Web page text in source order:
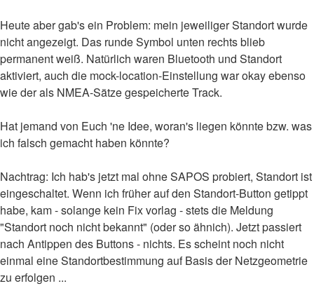
Heute aber gab's ein Problem: mein jeweiliger Standort wurde
nicht angezeigt. Das runde Symbol unten rechts blieb
permanent weiß. Natürlich waren Bluetooth und Standort
aktiviert, auch die mock-location-Einstellung war okay ebenso
wie der als NMEA-Sätze gespeicherte Track.
Hat jemand von Euch 'ne Idee, woran's liegen könnte bzw. was
ich falsch gemacht haben könnte?
Nachtrag: Ich hab's jetzt mal ohne SAPOS probiert, Standort ist
eingeschaltet. Wenn ich früher auf den Standort-Button getippt
habe, kam - solange kein Fix vorlag - stets die Meldung
"Standort noch nicht bekannt" (oder so ähnich). Jetzt passiert
nach Antippen des Buttons - nichts. Es scheint noch nicht
einmal eine Standortbestimmung auf Basis der Netzgeometrie
zu erfolgen ...